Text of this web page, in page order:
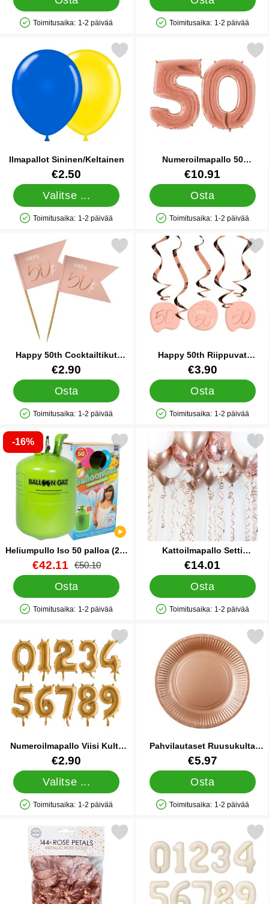
Saatavuus: Varastossa
Toimitusaika: 1-2 päivää
Saatavuus: Varastossa
Toimitusaika: 1-2 päivää
Ilmapallot Sininen/Keltainen
Tuote.nro 10452
€2.50
Valitse ...
Saatavuus: Varastossa
Toimitusaika: 1-2 päivää
Merkitse ilmapallot Sininen/Keltainen suosikiksi
Numeroilmapallo 50
Ruusukulta
Tuote.nro 29281
€10.91
Osta
Saatavuus: Varastossa
Toimitusaika: 1-2 päivää
Merkitse numeroilmapallo
Happy 50th Cocktailtikut
Vaaleanpinkki
Tuote.nro 22526
€2.90
Osta
Saatavuus: Varastossa
Toimitusaika: 1-2 päivää
happy 50th Cocktailtikut Vaaleanpinkki suosikiksi
Happy 50th Riippuvat
Koristeet Vaaleanpinkki
Tuote.nro 22516
€3.90
Osta
Saatavuus: Varastossa
Toimitusaika: 1-2 päivää
Merkitse happy 50th Riippuvat
-16%
Heliumpullo Iso 50 palloa (20-
25 cm)
Tuote.nro 13480
uusi hinta
€42.11 vanha hinta
€50.10
Osta
Saatavuus: Varastossa
Toimitusaika: 1-2 päivää
heliumpullo Iso 50 palloa (20-25 cm) suosikiksi
Kattoilmapallo Setti
Ruusukulta
Tuote.nro 25716€14.01
Osta
Saatavuus: Varastossa
Toimitusaika: 1-2 päivää
Merkitse kattoilmapallo
Numeroilmapallo Viisi Kulta
Mini
Tuote.nro 10836
€2.90
Valitse ...
Saatavuus: Varastossa
Toimitusaika: 1-2 päivää
Merkitse numeroilmapallo Viisi Kulta Mini suosikiksi
Pahvilautaset Ruusukulta
18cm 20 kpl
Tuote.nro 83215
€5.97
Osta
Saatavuus: Varastossa
Toimitusaika: 1-2 päivää
Merkitse pahvilautaset
Merkitse ruusunlehti Metallic Ruusukulta suosikiksi
Merkitse numeroilmapallo Viisi